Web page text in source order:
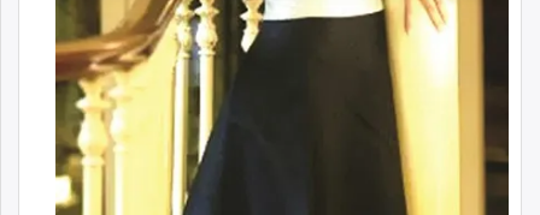
asu.mn
shudarga.mn
shuurhai.mn
unuudur.mn
isee.mn
mglradio.com